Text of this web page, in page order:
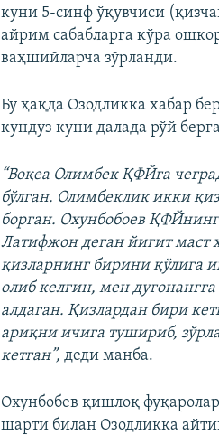
куни 5-синф ўқувчиси
айрим сабабларга кўра
ваҳшийларча зўрланди.
Бу ҳақда Озодликка хабар
кундуз куни далада рўй
“Воқеа Олимбек ҚФЙга
бўлган. Олимбеклик икки
борган. Охунбобоев
Латифжон деган йигит маст
қизларнинг бирини қўлига
олиб келгин, мен
алдаган. Қизлардан бири
ариқни ичига тушириб,
кетган”,деди манба.
Охунбобев қишлоқ
шарти билан Озодликка